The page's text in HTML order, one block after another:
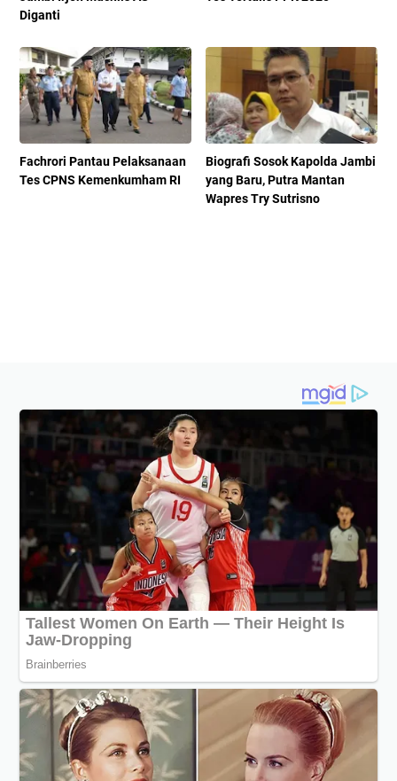
Diganti
Fachrori Pantau Pelaksanaan
Tes CPNS Kemenkumham RI
Biografi Sosok Kapolda Jambi
yang Baru, Putra Mantan
Wapres Try Sutrisno